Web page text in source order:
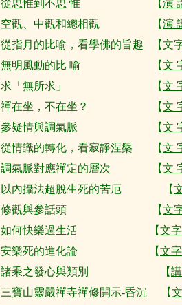
從思惟到不思 惟 【演
空觀、中觀和總相觀 【演
從指月的比喻，看學佛的旨趣 【文
無明風動的比 喻 【文
求「無所求」 【文
禪在坐，不在坐？ 【文
參疑情與調氣脈 【文
從情識的轉化，看寂靜涅槃 【文
調氣脈對應禪定的層次 【文
以內攝法超脫生死的苦厄 【
修觀與參話頭 【文
如何快樂過生活 【文
安樂死的進化論 【文
諸乘之發心與類別 【
三寶山靈嚴禪寺禪修開示-昏沉 【